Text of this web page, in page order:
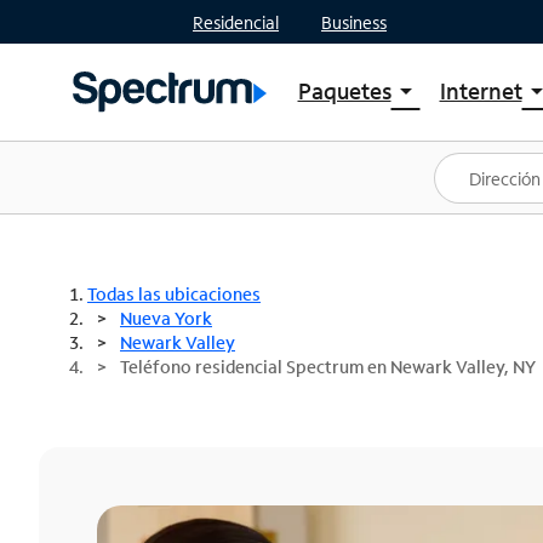
Residencial Business
Paquetesarrow_drop_down
Ver paquetes
Spectrum One
Mejores ofertas
Internetarrow_drop_down
Planes
Todas las ubicaciones
Nueva York
Newark Valley
Teléfono residencial Spectrum en Newark Valley, NY